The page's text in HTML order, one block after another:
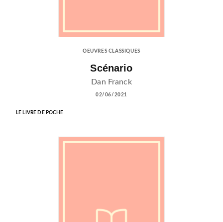
OEUVRES CLASSIQUES
Scénario
Dan Franck
02/06/2021
LE LIVRE DE POCHE